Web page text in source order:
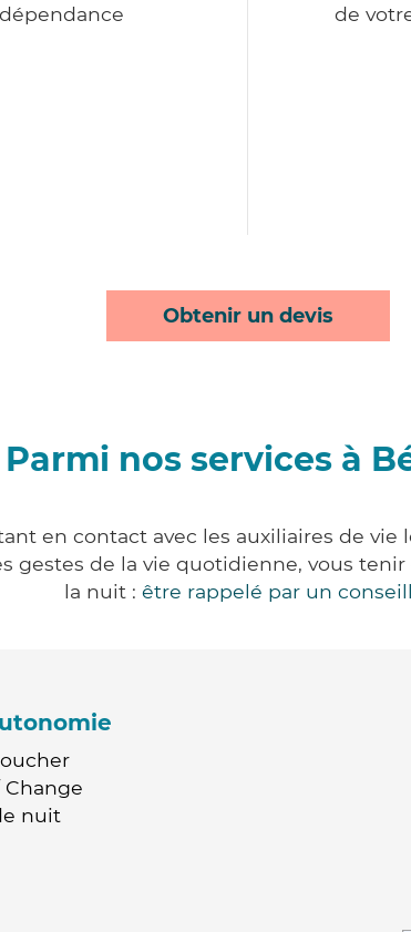
dépendance
de
Obtenir un devis
Parmi nos services à
en contact avec les auxiliaires de
gestes de la vie quotidienne, vous
la nuit : être rappelé par un
nuit